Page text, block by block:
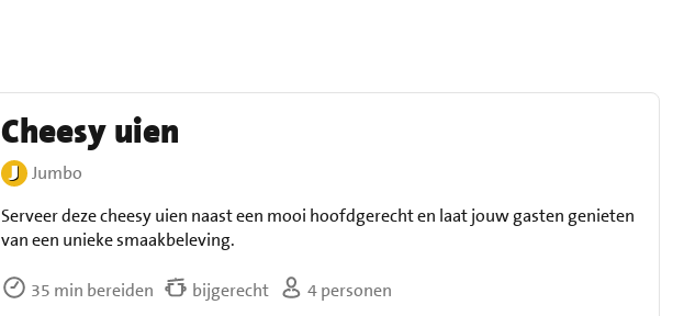
Cheesy uien
Jumbo
Serveer deze cheesy uien naast een mooi hoofdgerecht en laat jouw gasten genieten
van een unieke smaakbeleving.
35 min bereiden bijgerecht
4 personen